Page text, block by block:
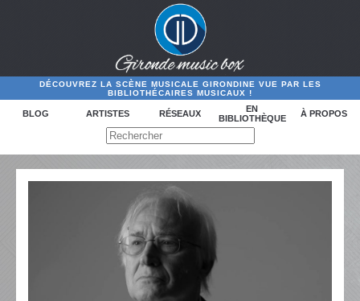
DÉCOUVREZ LA SCÈNE MUSICALE GIRONDINE VUE PAR LES
BIBLIOTHÉCAIRES MUSICAUX !
BLOG ARTISTES RÉSEAUX
EN
BIBLIOTHÈQUE
À PROPOS